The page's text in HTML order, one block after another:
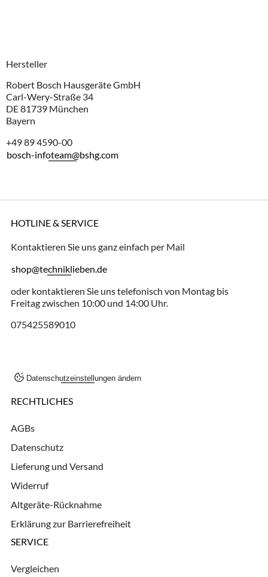
Hersteller
Robert Bosch Hausgeräte GmbH
Carl-Wery-Straße 34
DE 81739 München
Bayern
+49 89 4590-00
bosch-infoteam@bshg.com
HOTLINE & SERVICE
Kontaktieren Sie uns ganz einfach per Mail
shop@techniklieben.de
oder kontaktieren Sie uns telefonisch von Montag bis
Freitag zwischen 10:00 und 14:00 Uhr.
075425589010
Datenschutzeinstellungen ändern
RECHTLICHES
AGBs
Datenschutz
Lieferung und Versand
Widerruf
Altgeräte-Rücknahme
Erklärung zur Barrierefreiheit
SERVICE
Vergleichen